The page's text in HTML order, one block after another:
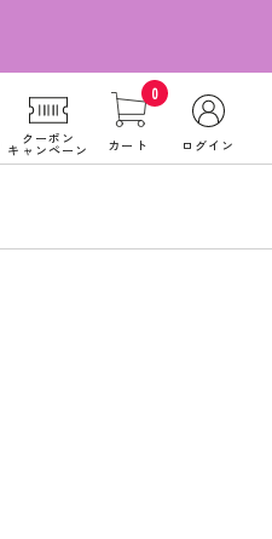
クーポン
キャンペーン
0
カート ログイン